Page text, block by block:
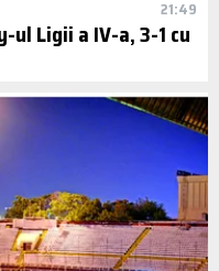
21:49
Ligii a IV-a, 3-1 cu